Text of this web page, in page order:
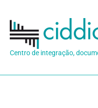
para
conteúdo
Centro de integração,